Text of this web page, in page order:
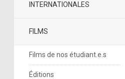
INTERNATIONALES
FILMS
Films de nos étudiant.e.s
Éditions